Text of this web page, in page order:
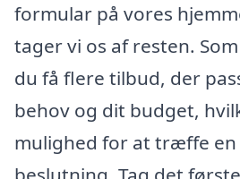
formular på vores
tager vi os af resten.
du få flere tilbud, der
behov og dit budget,
mulighed for at træffe